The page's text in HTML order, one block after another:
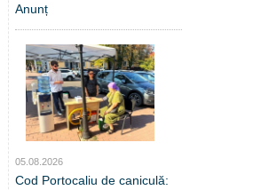
Anunț
05.08.2026
Cod Portocaliu de caniculă: